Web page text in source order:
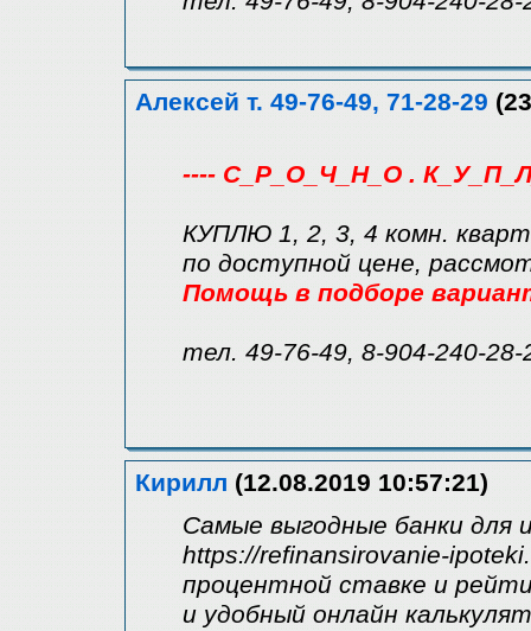
Алексей т. 49-76-49, 71-28-29
---- С_Р_О_Ч_Н_О .
КУПЛЮ 1, 2, 3, 4 комн.
по доступной цене,
Помощь в подборе
тел. 49-76-49, 8-904-240-28-
Кирилл (12.08.2019 10:57:21)
Самые выгодные банки для
https://refinansirovanie-
процентной ставке и
и удобный онлайн